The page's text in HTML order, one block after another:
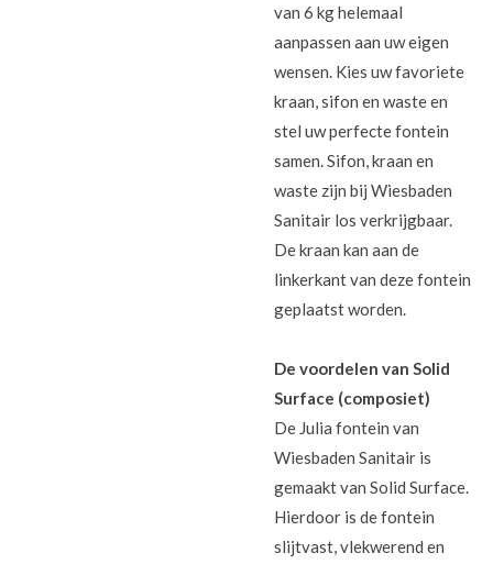
van 6 kg helemaal
aanpassen aan uw eigen
wensen. Kies uw favoriete
kraan, sifon en waste en
stel uw perfecte fontein
samen. Sifon, kraan en
waste zijn bij Wiesbaden
Sanitair los verkrijgbaar.
De kraan kan aan de
linkerkant van deze fontein
geplaatst worden.
De voordelen van Solid
Surface (composiet)
De Julia fontein van
Wiesbaden Sanitair is
gemaakt van Solid Surface.
Hierdoor is de fontein
slijtvast, vlekwerend en